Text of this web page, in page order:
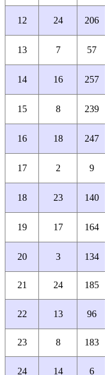
12 24 206
13 7 57
14 16 257
15 8 239
16 18 247
17 2 9
18 23 140
19 17 164
20 3 134
21 24 185
22 13 96
23 8 183
24 14 6